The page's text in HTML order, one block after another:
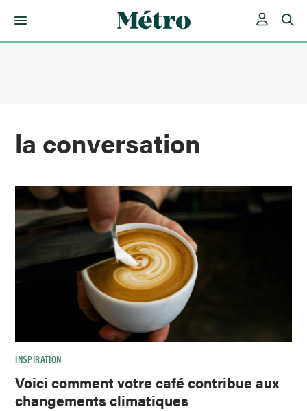
la conversation
INSPIRATION
Voici comment votre café contribue aux
changements climatiques